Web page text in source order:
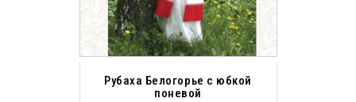
Рубаха Белогорье с юбкой
поневой